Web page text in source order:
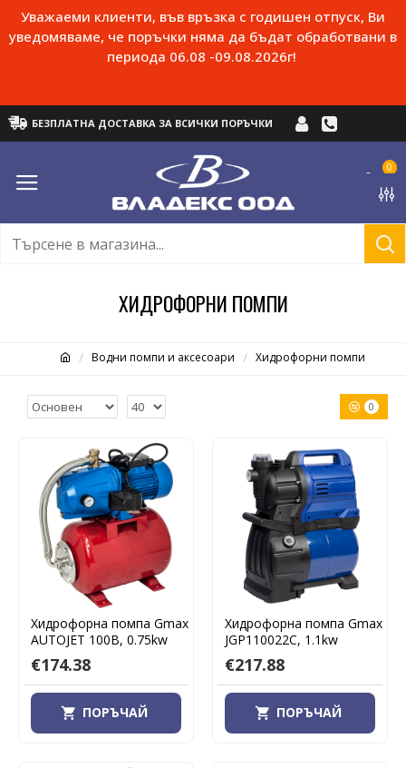
Уважаеми клиенти, във връзка с годишен отпуск, Ви
уведомяваме, че поръчки няма да бъдат обработвани в
периода 06.08 -09.08.2026г!
БЕЗПЛАТНА ДОСТАВКА ЗА ВСИЧКИ ПОРЪЧКИ
0
Водни помпи и аксесоари Хидрофорни помпи
ХИДРОФОРНИ ПОМПИ
0
Хидрофорна помпа Gmax
AUTOJET 100B, 0.75kw
€174.38
ПОРЪЧАЙ
Хидрофорна помпа Gmax
JGP110022C, 1.1kw
€217.88
ПОРЪЧАЙ